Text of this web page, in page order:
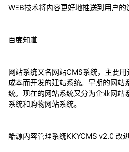
WEB技术将内容更好地推送到用户的
百度知道
网站系统又名网站CMS系统，主要
成本而开发的建站系统。早期的网站
统。现在的网站系统又分为企业网站
系统和购物网站系统。
酷源内容管理系统KKYCMS v2.0 改